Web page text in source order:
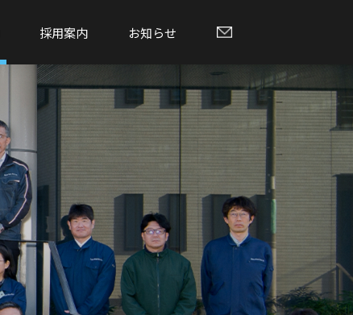
採用案内 お知らせ